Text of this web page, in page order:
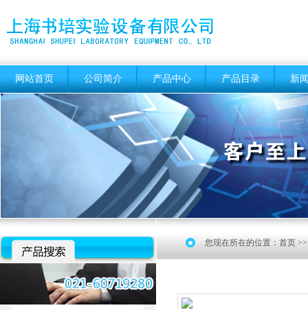
网站首页 公司简介 产品中心 产品目录 新
您现在所在的位置： 首页